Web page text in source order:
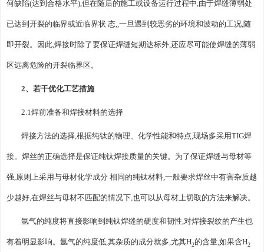
何缺陷(达到合格水平),但在随后的施工或设备运行过程中,由于焊缝薄弱处
已达到开裂的临界或近临界状 态,,一旦遇到较恶劣的环境和波动的工况,随
即开裂。因此,焊接时除了要保证焊缝短期达标外,还应尽可能使焊缝的薄弱
区远离危险的开裂临界区。
2、若干优化工艺措施
2.1焊前准备和焊接材料的选择
焊接方法的选择,根据纯钛的物理、化学性能和特点,现场多采用TIG焊
接。焊丝的正确选择是保证纯钛焊接质量的关键。为了保证焊缝与母材等
强,原则上采用与母材化学成分 相同的纯钛材料,一般要求焊丝中有害杂质越
少越好,在焊丝与母材不匹配的情况下,也可以从母材上切取的方法来解决。
氩气的纯度将直接影响到纯钛焊缝的硬度和韧性,对焊接裂纹的产生也
有着明显影响。氩气的纯度低,其杂质的成分就多,尤其H2的含量,如果含H2